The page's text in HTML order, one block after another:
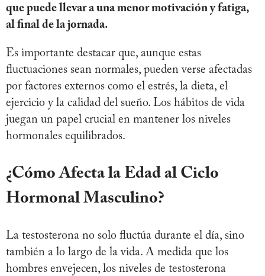
que puede llevar a una menor motivación y fatiga,
al final de la jornada.
Es importante destacar que, aunque estas
fluctuaciones sean normales, pueden verse afectadas
por factores externos como el estrés, la dieta, el
ejercicio y la calidad del sueño. Los hábitos de vida
juegan un papel crucial en mantener los niveles
hormonales equilibrados.
¿Cómo Afecta la Edad al Ciclo
Hormonal Masculino?
La testosterona no solo fluctúa durante el día, sino
también a lo largo de la vida. A medida que los
hombres envejecen, los niveles de testosterona